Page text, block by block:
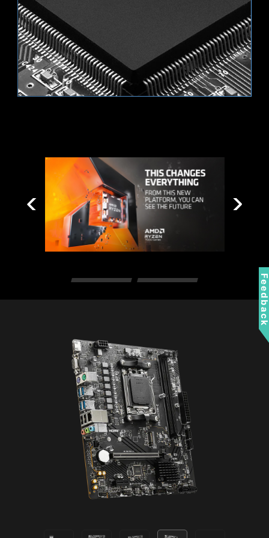
Una opción permanente de búsqueda y
favoritos en la esquina superior derecha permite
desplazarse rápidamente por los menús de la
para proteger todos los archivos privados, ya
sea para uso profesional o diario.
ARRANQUE SEGURO
El arranque seguro es un estándar
de seguridad para garantizar que
las aplicaciones EFI y el sistema
operativo. El PC arranca mientras
las firmas son válidas.
BAR REDIMENSIONABLE
BAR redimensionable (Re-Size BAR) es una
función avanzada de PCI Express que permite a
la CPU acceder a toda la memoria de vídeo de
la GPU a la vez y mejorar el rendimiento.